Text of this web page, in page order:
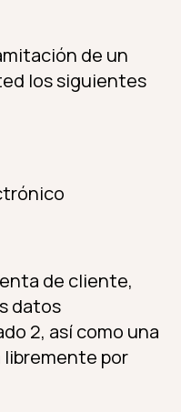
de un
los siguientes
de cliente,
datos
2, así como una
por